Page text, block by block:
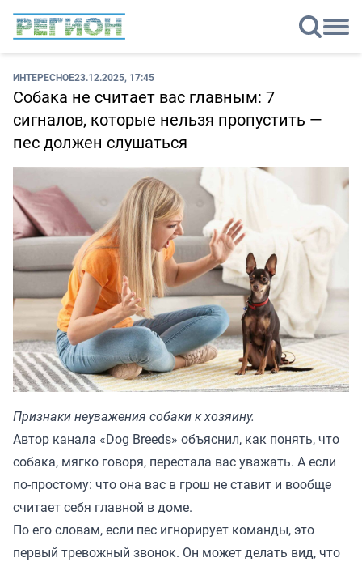
ИНТЕРЕСНОЕ23.12.2025, 17:45
Собака не считает вас главным: 7
сигналов, которые нельзя пропустить —
пес должен слушаться
Признаки неуважения собаки к хозяину.
Автор канала «Dog Breeds» объяснил, как понять, что
собака, мягко говоря, перестала вас уважать. А если
по-простому: что она вас в грош не ставит и вообще
считает себя главной в доме.
По его словам, если пес игнорирует команды, это
первый тревожный звонок. Он может делать вид, что